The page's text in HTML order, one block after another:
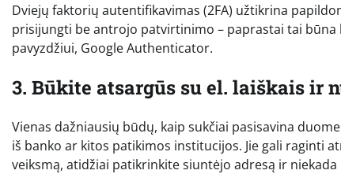
Dviejų faktorių autentifikavimas (2FA) užtikrina
prisijungti be antrojo patvirtinimo – paprastai tai būna
pavyzdžiui, Google Authenticator.
3. Būkite atsargūs su el. laiškais ir
Vienas dažniausių būdų, kaip sukčiai pasisavina
iš banko ar kitos patikimos institucijos. Jie gali raginti
veiksmą, atidžiai patikrinkite siuntėjo adresą ir